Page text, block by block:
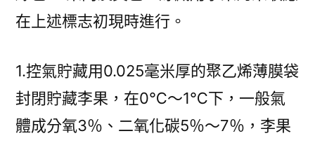
在上述標志初現時進行。
1.控氣貯藏用0.025毫米厚的聚乙烯薄膜袋
封閉貯藏李果，在0℃～1℃下，一般氣
體成分氧3％、二氧化碳5％～7％，李果